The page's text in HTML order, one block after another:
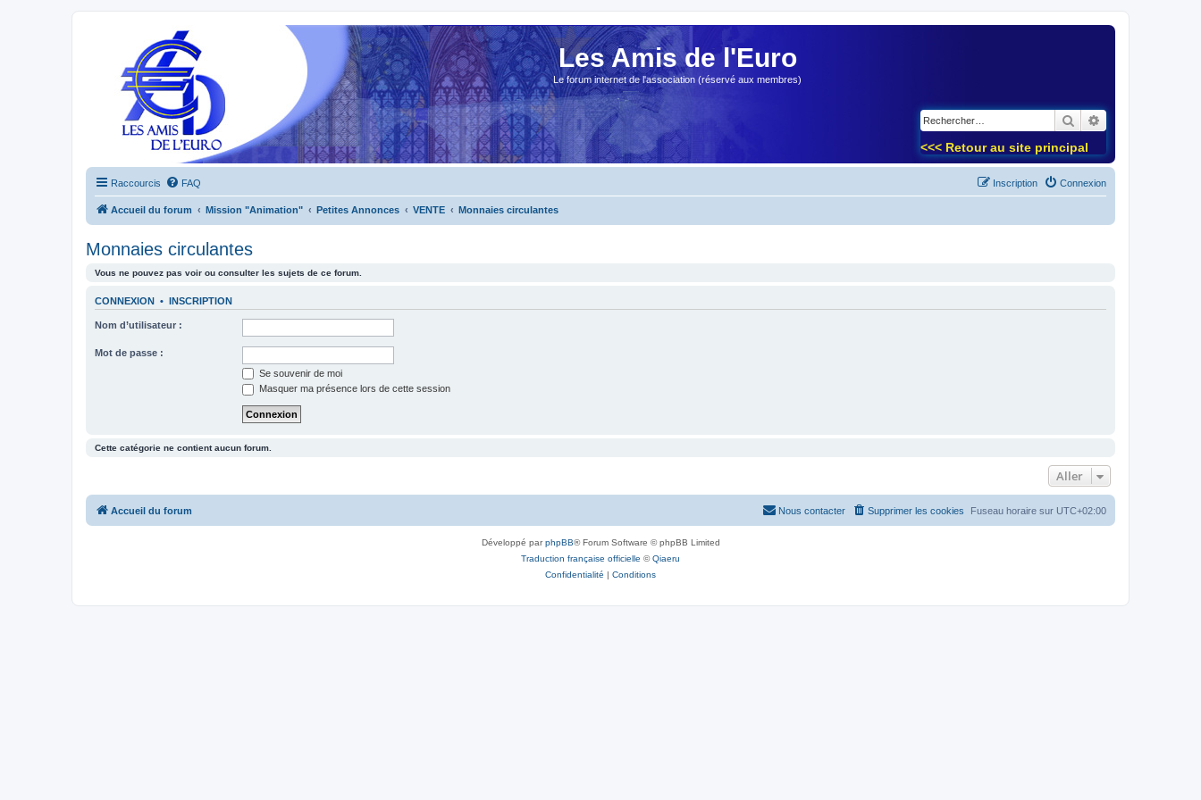
Les Amis de l'Euro
Le forum internet de l'association (réservé aux membres)
Rechercher
<<< Retour au site principal
Raccourcis FAQ Connexion
Inscription
Accueil du forum Mission "Animation" Petites Annonces VENTE Monnaies circulantes
Monnaies circulantes
Vous ne pouvez pas voir ou consulter les sujets de ce forum.
CONNEXION • INSCRIPTION
Nom d’utilisateur :
Mot de passe :
Se souvenir de moi
Masquer ma présence lors de cette session
Cette catégorie ne contient aucun forum.
Aller
Accueil du forum Fuseau horaire sur UTC+02:00
Supprimer les cookies
Nous contacter
Développé parphpBB® Forum Software © phpBB Limited
Traduction française officielle ©Qiaeru
Confidentialité | Conditions